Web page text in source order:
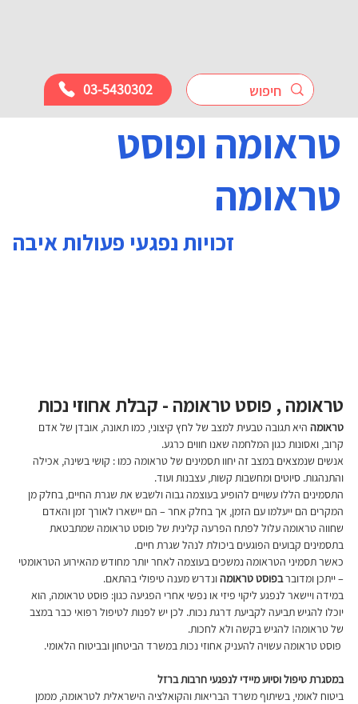
03-5430302
טראומה ופוסט
טראומה
זכויות נפגעי פעולות איבה
טראומה , פוסט טראומה - קבלת אחוזי נכות
טראומה היא תגובה טבעית למצב של לחץ קיצוני, כמו תאונה, אובדן של אדם
קרוב, ואסונות כגון המלחמה שאנו חווים כרגע.
אנשים שנמצאים במצב זה יחוו תסמינים של טראומה כמו : קושי בשינה, אכילה
והתנהגות. סיוטים ומחשבות קשות, עצבנות ועוד.
התסמינים הללו עשויים להופיע בעוצמה גבוה ולשבש את שגרת החיים, בחלק מן
המקרים הם ייעלמו עם הזמן, אך בחלק אחר – הם יישארו לאורך זמן והאדם
שחווה טראומה עלול לפתח הפרעה קלינית של פוסט טראומה שמתבטאת
בתסמינים קבועים הפוגעים ביכולת לנהל שגרת חיים.
כאשר תסמיני הטראומה נמשכים בעוצמה לאחר יותר מחודש מהאירוע הטראומטי
– ייתכן ומדובר בפוסט טראומה ונדרש מענה טיפולי בהתאם.
במידה ויישאר לנפגע ליקוי פיזי או נפשי אחרי הפגיעה כגון: פוסט טראומה, הוא
יוכלו להגיש תביעה לקביעת דרגת נכות. לכן יש לפנות לטיפול רפואי כבר במצב
של טראומה! להגיש בקשה ולא לחכות.
פוסט טראומה עשויה להעניק אחוזי נכות במשרד הביטחון ובביטוח הלאומי.
במסגרת טיפול וסיוע מיידי לנפגעי חרבות ברזל
ביטוח לאומי, בשיתוף משרד הבריאות והקואלציה הישראלית לטראומה, מממן